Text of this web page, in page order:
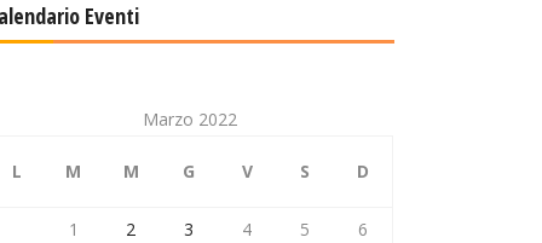
Eventi
Marzo 2022
L M M G V S D
1 2 3 4 5 6